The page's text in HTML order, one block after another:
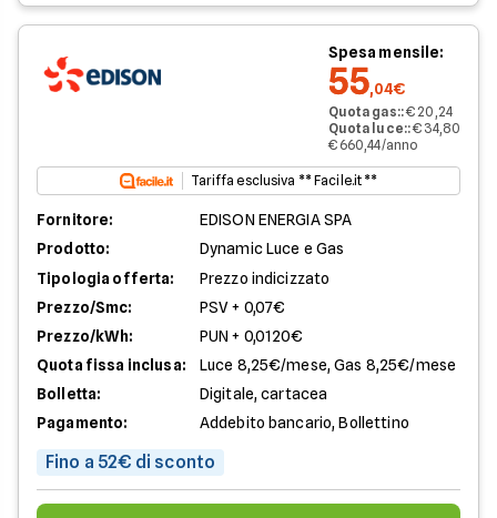
Spesa mensile:
55,04€
Quota gas::€ 20,24
Quota luce::€ 34,80
€ 660,44/anno
Tariffa esclusiva ** Facile.it **
Fornitore:
EDISON ENERGIA SPA
Prodotto:
Dynamic Luce e Gas
Tipologia offerta:
Prezzo indicizzato
Prezzo/Smc:
PSV + 0,07€
Prezzo/kWh:
PUN + 0,0120€
Quota fissa inclusa:
Luce 8,25€/mese, Gas 8,25€/mese
Bolletta:
Digitale, cartacea
Pagamento:
Addebito bancario, Bollettino
Fino a 52€ di sconto